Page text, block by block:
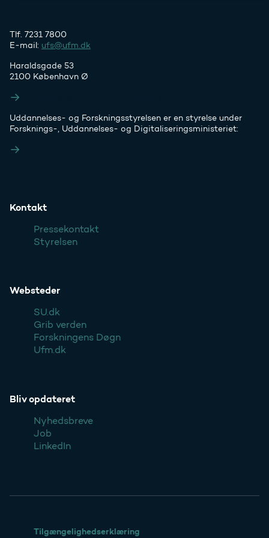
Tlf. 7231 7800
E-mail: ufs@ufm.dk
Haraldsgade 53
2100 København Ø
Uddannelses- og Forskningsstyrelsen er en styrelse under
Forsknings-, Uddannelses- og Digitaliseringsministeriet:
Kontakt
Pressekontakt
Styrelsen
Websteder
SU.dk
Grib verden
Forskningens Døgn
Ufm.dk
Bliv opdateret
Nyhedsbreve
Job
LinkedIn
Tilgængelighedserklæring